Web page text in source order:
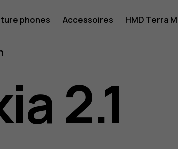
phones Accessoires HMD Terra M
2.1